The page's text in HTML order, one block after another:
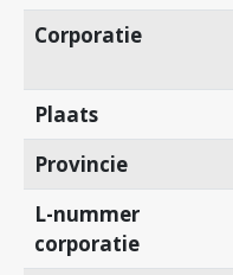
Corporatie
Plaats
Provincie
L-nummer
corporatie